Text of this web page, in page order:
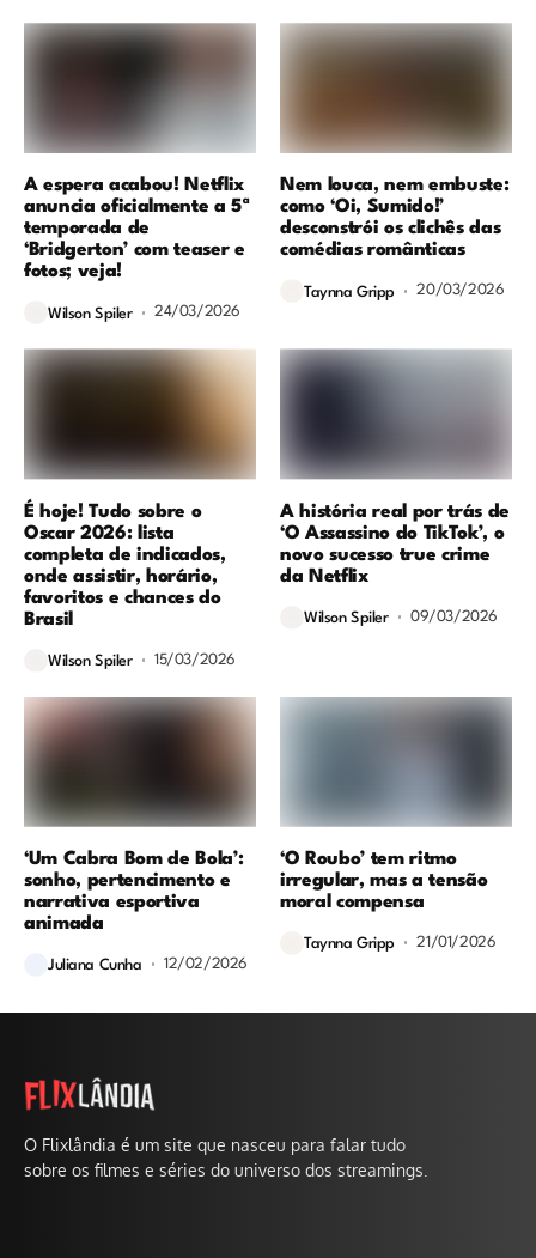
A espera acabou! Netflix
anuncia oficialmente a 5ª
temporada de
‘Bridgerton’ com teaser e
fotos; veja!
Wilson Spiler 24/03/2026
Nem louca, nem embuste:
como ‘Oi, Sumido!’
desconstrói os clichês das
comédias românticas
Taynna Gripp 20/03/2026
É hoje! Tudo sobre o
Oscar 2026: lista
completa de indicados,
onde assistir, horário,
favoritos e chances do
Brasil
Wilson Spiler 15/03/2026
A história real por trás de
‘O Assassino do TikTok’, o
novo sucesso true crime
da Netflix
Wilson Spiler 09/03/2026
‘Um Cabra Bom de Bola’:
sonho, pertencimento e
narrativa esportiva
animada
Juliana Cunha 12/02/2026
‘O Roubo’ tem ritmo
irregular, mas a tensão
moral compensa
Taynna Gripp 21/01/2026
O Flixlândia é um site que nasceu para falar tudo
sobre os filmes e séries do universo dos streamings.